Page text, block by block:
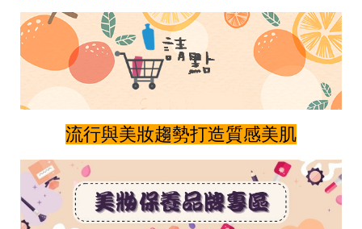
流行與美妝趨勢打造質感美肌